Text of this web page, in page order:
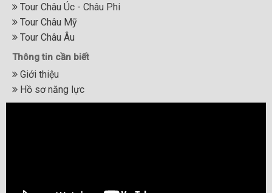
Tour Châu Úc - Châu Phi
Tour Châu Mỹ
Tour Châu Âu
Thông tin cần biết
Giới thiệu
Hồ sơ năng lực